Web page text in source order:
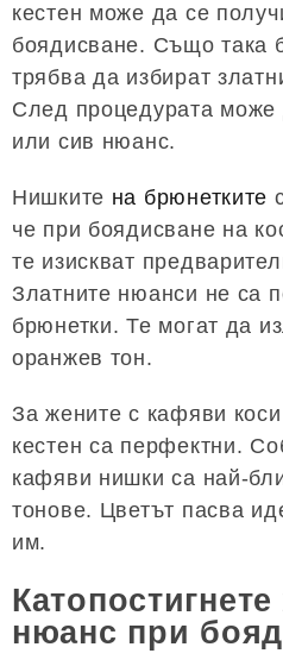
кестен може да се
боядисване. Също така
трябва да избират
След процедурата може
или сив нюанс.
Нишките на брюнетките
че при боядисване на
те изискват
Златните нюанси не са
брюнетки. Те могат да
оранжев тон.
За жените с кафяви
кестен са перфектни.
кафяви нишки са най-
тонове. Цветът пасва
им.
нюанс при